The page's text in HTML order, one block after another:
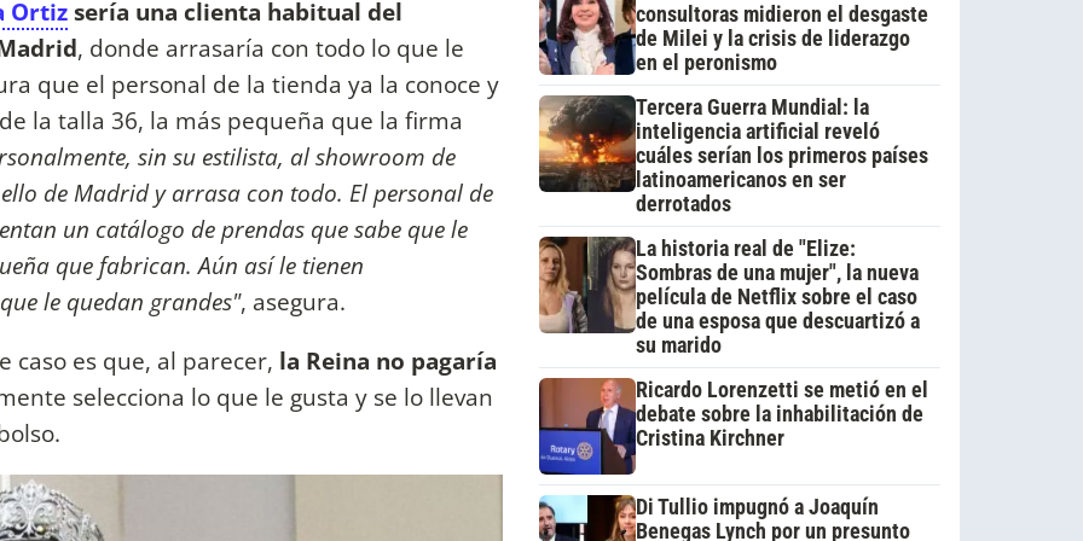
Ortizsería una clienta habitual del
, donde arrasaría con todo lo que le
que el personal de la tienda ya la conoce y
la talla 36, la más pequeña que la firma
sin su estilista, al showroom de
de Madrid y arrasa con todo. El personal de
un catálogo de prendas que sabe que le
que fabrican. Aún así le tienen
le quedan grandes", asegura.
caso es que, al parecer, la Reina no pagaría
selecciona lo que le gusta y se lo llevan
consultoras midieron el desgaste
de Milei y la crisis de liderazgo
en el peronismo
Tercera Guerra Mundial: la
inteligencia artificial reveló
cuáles serían los primeros países
latinoamericanos en ser
derrotados
La historia real de "Elize:
Sombras de una mujer", la nueva
película de Netflix sobre el caso
de una esposa que descuartizó a
su marido
Ricardo Lorenzetti se metió en el
debate sobre la inhabilitación de
Cristina Kirchner
Di Tullio impugnó a Joaquín
Benegas Lynch por un presunto